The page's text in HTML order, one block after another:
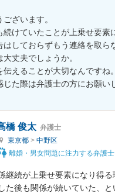
ざいます。
続けていたことが上乗せ要素
はしておらずもう連絡を取ら
丈夫でしょうか。
えることが大切なんですね。
じた際は弁護士の方にお願い
橋 俊太 弁護士
東京都 > 中野区
離婚・男女問題に注力する弁護士
継続が上乗せ要素になり得
た後も関係が続いていた、